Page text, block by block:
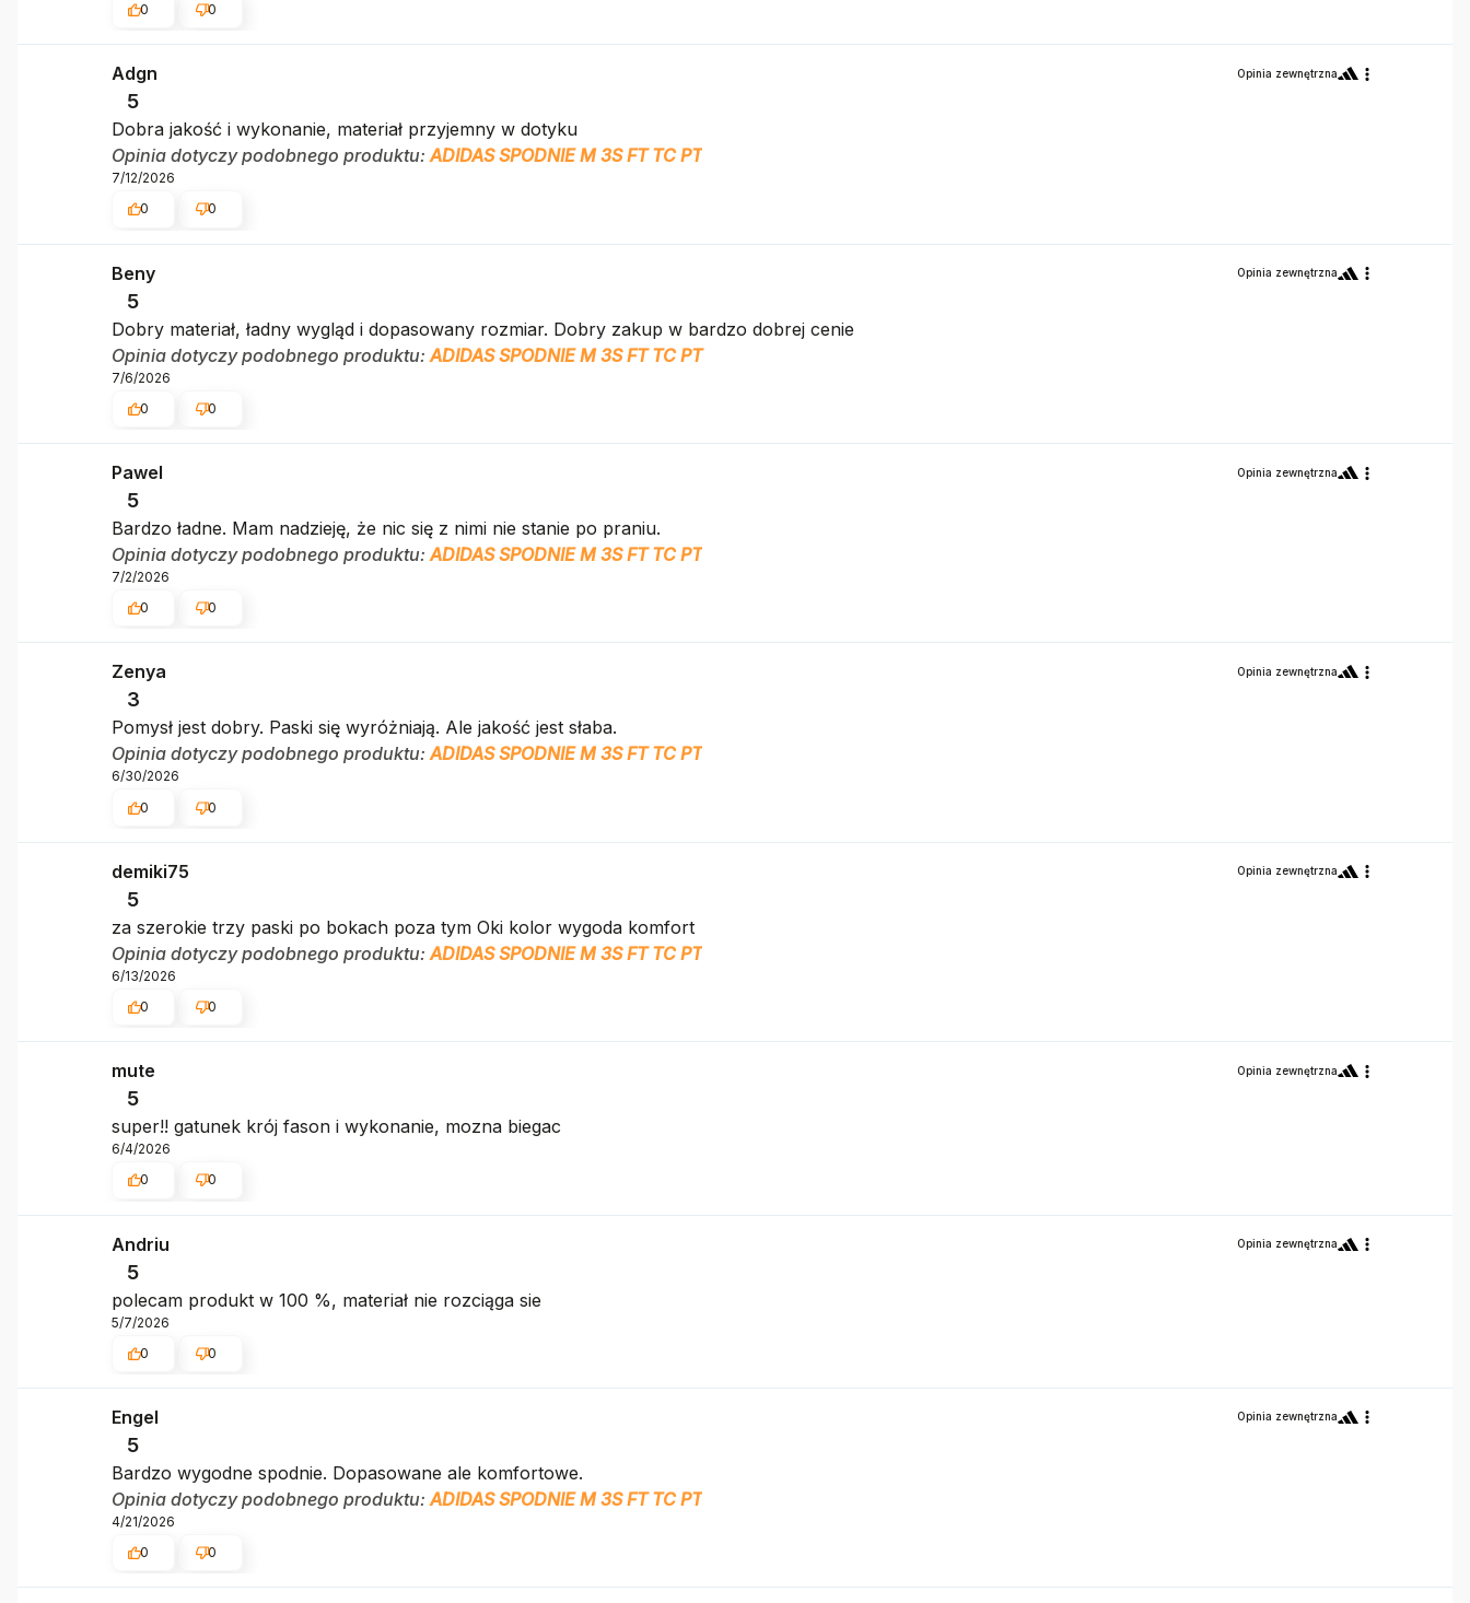
0
0
Adgn Opinia zewnętrzna
5
Dobra jakość i wykonanie, materiał przyjemny w dotyku
Opinia dotyczy podobnego produktu:ADIDAS SPODNIE M 3S FT TC PT
7/12/2026
0
0
Beny Opinia zewnętrzna
5
Dobry materiał, ładny wygląd i dopasowany rozmiar. Dobry zakup w bardzo dobrej cenie
Opinia dotyczy podobnego produktu: ADIDAS SPODNIE M 3S FT TC PT
7/6/2026
0
0
Pawel Opinia zewnętrzna
5
Bardzo ładne. Mam nadzieję, że nic się z nimi nie stanie po praniu.
Opinia dotyczy podobnego produktu:ADIDAS SPODNIE M 3S FT TC PT
7/2/2026
0
0
Zenya Opinia zewnętrzna
3
Pomysł jest dobry. Paski się wyróżniają. Ale jakość jest słaba.
Opinia dotyczy podobnego produktu:ADIDAS SPODNIE M 3S FT TC PT
6/30/2026
0
0
demiki75 Opinia zewnętrzna
5
za szerokie trzy paski po bokach poza tym Oki kolor wygoda komfort
Opinia dotyczy podobnego produktu: ADIDAS SPODNIE M 3S FT TC PT
6/13/2026
0
0
mute Opinia zewnętrzna
5
super!! gatunek krój fason i wykonanie, mozna biegac
6/4/2026
0
0
Andriu Opinia zewnętrzna
5
polecam produkt w 100 %, materiał nie rozciąga sie
5/7/2026
0
0
Engel Opinia zewnętrzna
5
Bardzo wygodne spodnie. Dopasowane ale komfortowe.
Opinia dotyczy podobnego produktu: ADIDAS SPODNIE M 3S FT TC PT
4/21/2026
0
0